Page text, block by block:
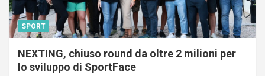
SPORT
NEXTING, chiuso round da oltre 2 milioni per
lo sviluppo di SportFace